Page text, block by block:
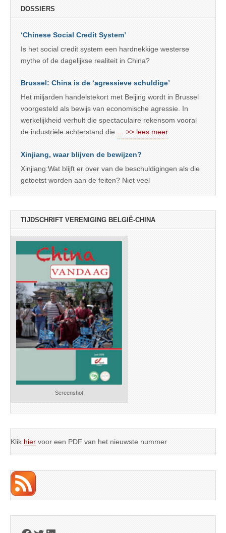
DOSSIERS
‘Chinese Social Credit System’
Is het social credit system een hardnekkige westerse
mythe of de dagelijkse realiteit in China?
Brussel: China is de ‘agressieve schuldige’
Het miljarden handelstekort met Beijing wordt in Brussel
voorgesteld als bewijs van economische agressie. In
werkelijkheid verhult die spectaculaire rekensom vooral
de industriële achterstand die
… >> lees meer
Xinjiang, waar blijven de bewijzen?
Xinjiang:Wat blijft er over van de beschuldigingen als die
getoetst worden aan de feiten? Niet veel
TIJDSCHRIFT VERENIGING BELGIË-CHINA
Screenshot
Klik hier voor een PDF van het nieuwste nummer